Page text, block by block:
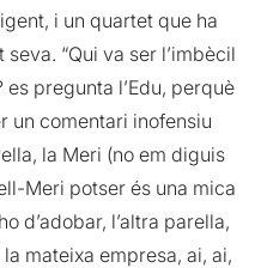
i un quartet que ha
“Qui va ser l’imbècil
pregunta l’Edu, perquè
un comentari inofensiu
la Meri (no em diguis
Meri potser és una mica
d’adobar, l’altra parella,
mateixa empresa, ai, ai,